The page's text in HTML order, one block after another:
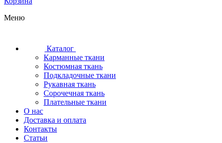
Меню
Каталог
Карманные ткани
Костюмная ткань
Подкладочные ткани
Рукавная ткань
Сорочечная ткань
Плательные ткани
О нас
Доставка и оплата
Контакты
Статьи